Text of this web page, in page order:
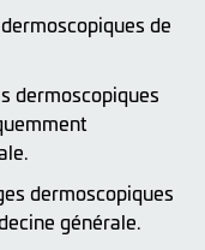
de
dermoscopiques
dermoscopiques
générale.